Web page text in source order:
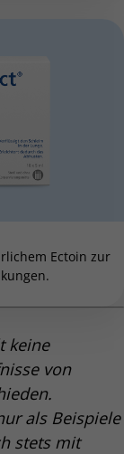
Sep
Ectoin zur
keine
von
als Beispiele
stets mit